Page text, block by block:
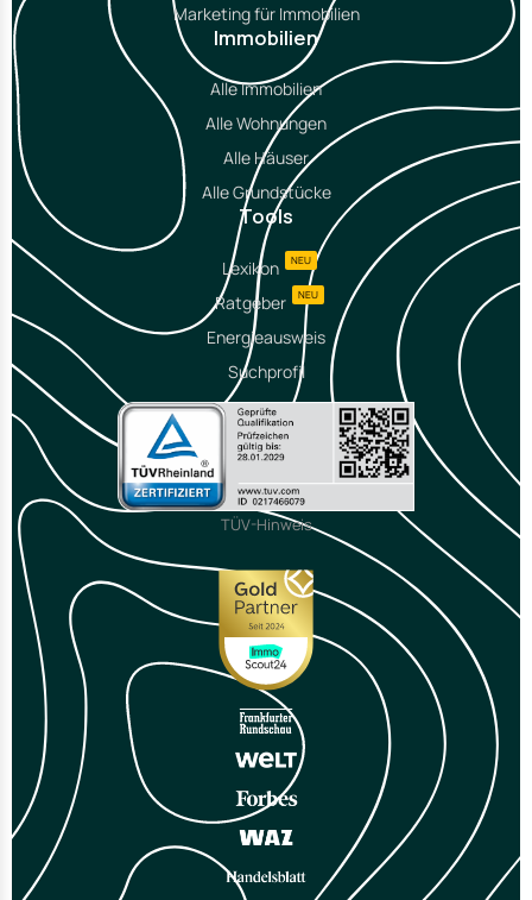
Marketing für Immobilien
Immobilien
Alle Immobilien
Alle Wohnungen
Alle Häuser
Alle Grundstücke
Tools
Lexikon NEU
Ratgeber NEU
Energieausweis
Suchprofil
TÜV-Hinweis